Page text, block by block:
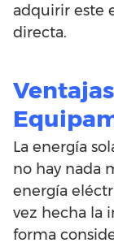
adquirir este
directa.
La energía
no hay nada
energía
vez hecha la
forma